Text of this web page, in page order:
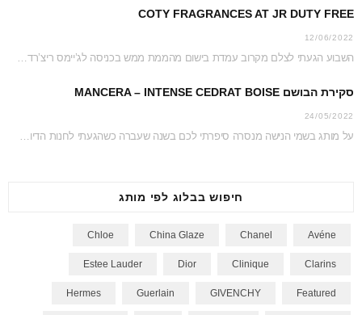
COTY FRAGRANCES AT JR DUTY FREE
12/06/2022
השבוע הגעתי לצלם מקרוב עמדת בישום מהממת ממש בכניסה לג’יימס ריצ’רדסון דיוטי פרי. כל העמדה…
סקירת הבושם MANCERA – INTENSE CEDRAT BOISE
24/05/2022
חיפוש בבלוג לפי מותג
Avéne
Chanel
China Glaze
Chloe
Clarins
Clinique
Dior
Estee Lauder
Featured
GIVENCHY
Guerlain
Hermes